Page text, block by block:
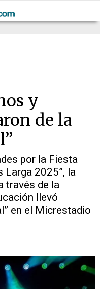
y
de la
por la Fiesta
Larga 2025”, la
través de la
llevó
en el Micrestadio